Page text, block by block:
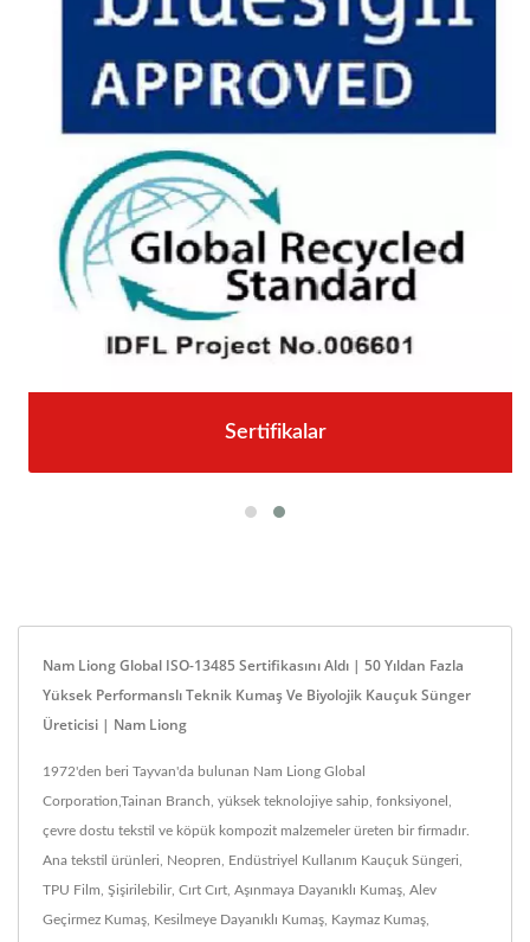
Sertifikalar
Nam Liong Global ISO-13485 Sertifikasını Aldı | 50 Yıldan Fazla
Yüksek Performanslı Teknik Kumaş Ve Biyolojik Kauçuk Sünger
Üreticisi | Nam Liong
1972'den beri Tayvan'da bulunan Nam Liong Global
Corporation,Tainan Branch, yüksek teknolojiye sahip, fonksiyonel,
çevre dostu tekstil ve köpük kompozit malzemeler üreten bir firmadır.
Ana tekstil ürünleri, Neopren, Endüstriyel Kullanım Kauçuk Süngeri,
TPU Film, Şişirilebilir, Cırt Cırt, Aşınmaya Dayanıklı Kumaş, Alev
Geçirmez Kumaş, Kesilmeye Dayanıklı Kumaş, Kaymaz Kumaş,